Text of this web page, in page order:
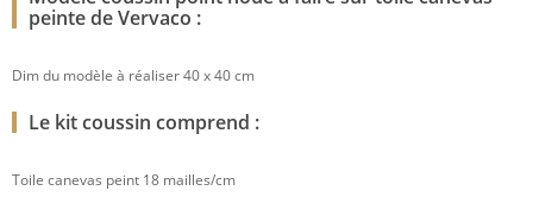
peinte de Vervaco :
Dim du modèle à réaliser 40 x 40 cm
Le kit coussin comprend :
Toile canevas peint 18 mailles/cm